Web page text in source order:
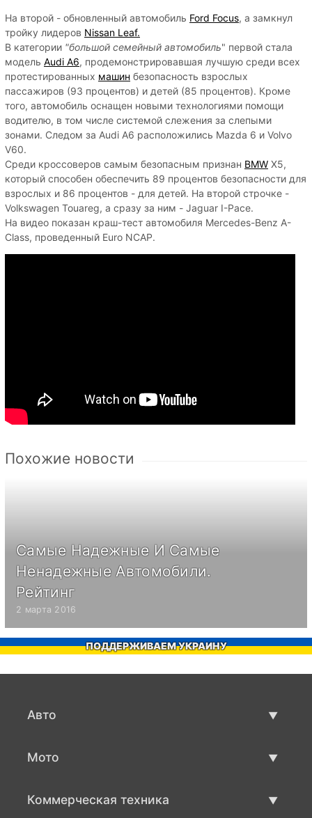
На второй - обновленный автомобиль Ford Focus, а замкнул
тройку лидеров Nissan Leaf.
В категории "большой семейный автомобиль" первой стала
модель Audi A6, продемонстрировавшая лучшую среди всех
протестированных машин безопасность взрослых
пассажиров (93 процентов) и детей (85 процентов). Кроме
того, автомобиль оснащен новыми технологиями помощи
водителю, в том числе системой слежения за слепыми
зонами. Следом за Audi A6 расположились Mazda 6 и Volvo
V60.
Среди кроссоверов самым безопасным признан BMW X5,
который способен обеспечить 89 процентов безопасности для
взрослых и 86 процентов - для детей. На второй строчке -
Volkswagen Touareg, а сразу за ним - Jaguar I-Pace.
На видео показан краш-тест автомобиля Mercedes-Benz A-
Class, проведенный Euro NCAP.
Похожие новости
Самые Надежные И Самые
Ненадежные Автомобили.
Рейтинг
2 марта 2016
ПОДДЕРЖИВАЕМ УКРАИНУ
Авто
Мото
Коммерческая техника